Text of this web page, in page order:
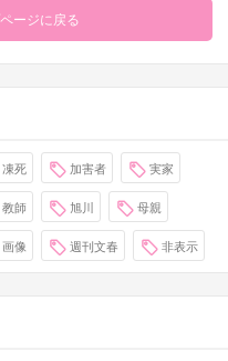
ージに戻る
凍死 加害者 実家
教師 旭川 母親
画像 週刊文春 非表示